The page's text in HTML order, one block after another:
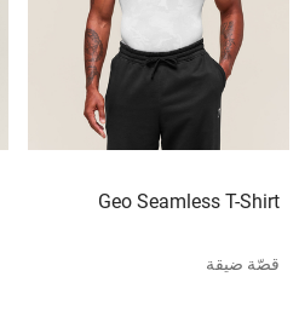
Geo Seamless T-Shirt
قصّة ضيقة